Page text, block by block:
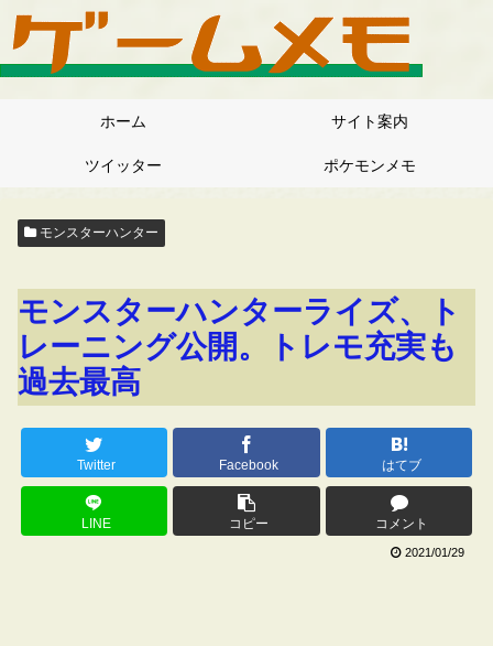
ホーム サイト案内
ツイッター ポケモンメモ
モンスターハンター
モンスターハンターライズ、ト
レーニング公開。トレモ充実も
過去最高
Twitter Facebook はてブ
LINE コピー コメント
2021/01/29